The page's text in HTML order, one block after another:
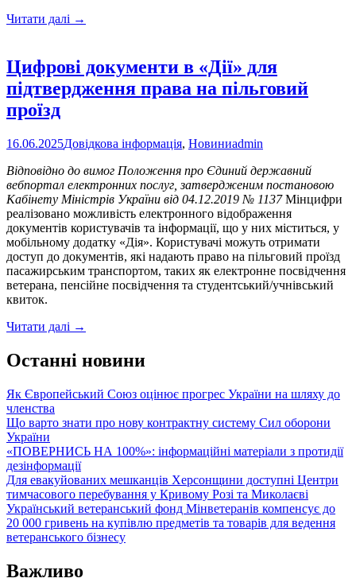
Читати далі Рекрутингові
військ
ЗСУ
відкриваються
України:
з
першого
кроку
→
Цифрові документи в «Дії» для
підтвердження права на пільговий
проїзд
16.06.2025Довідкова інформація, Новиниadmin
Відповідно до вимог Положення про Єдиний державний
вебпортал електронних послуг, затвердженим постановою
Кабінету Міністрів України від 04.12.2019 № 1137Мінцифри
реалізовано можливість електронного відображення
документів користувачів та інформації, що у них міститься, у
мобільному додатку «Дія». Користувачі можуть отримати
доступ до документів, які надають право на пільговий проїзд
пасажирським транспортом, таких як електронне посвідчення
ветерана, пенсійне посвідчення та студентський/учнівський
квиток.
Читати далі Цифрові
в
«Дії»
підтвердження
на
проїзд
→
Останні новини
Як Європейський Союз оцінює прогрес України на шляху до
членства
Що варто знати про нову контрактну систему Сил оборони
України
«ПОВЕРНИСЬ НА 100%»: інформаційні матеріали з протидії
дезінформації
Для евакуйованих мешканців Херсонщини доступні Центри
тимчасового перебування у Кривому Розі та Миколаєві
Український ветеранський фонд Мінветеранів компенсує до
20 000 гривень на купівлю предметів та товарів для ведення
ветеранського бізнесу
Важливо